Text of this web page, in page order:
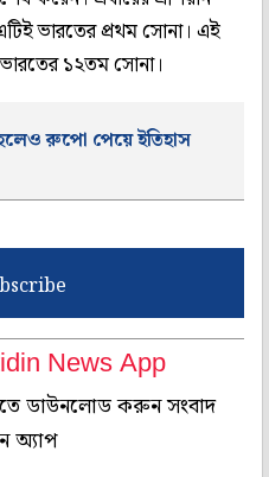
ভারতের প্রথম সোনা। এই
১২তম সোনা।
রুপো পেয়ে ইতিহাস
News App
ডাউনলোড করুন সংবাদ
অ্যাপ